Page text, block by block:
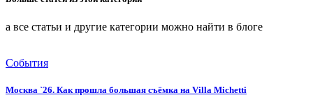
а все статьи и другие категории можно найти в блоге
События
Москва `26. Как прошла большая съёмка на Villa Michetti